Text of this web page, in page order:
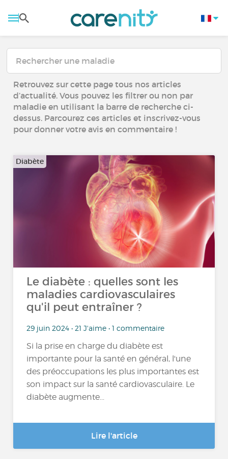
Retrouvez sur cette page tous nos articles
d’actualité. Vous pouvez les filtrer ou non par
maladie en utilisant la barre de recherche ci-
dessus. Parcourez ces articles et inscrivez-vous
pour donner votre avis en commentaire !
Diabète
Le diabète : quelles sont les
maladies cardiovasculaires
qu'il peut entraîner ?
29 juin 2024 • 21 J'aime • 1 commentaire
Si la prise en charge du diabète est
importante pour la santé en général, l'une
des préoccupations les plus importantes est
son impact sur la santé cardiovasculaire. Le
diabète augmente...
Lire l'article